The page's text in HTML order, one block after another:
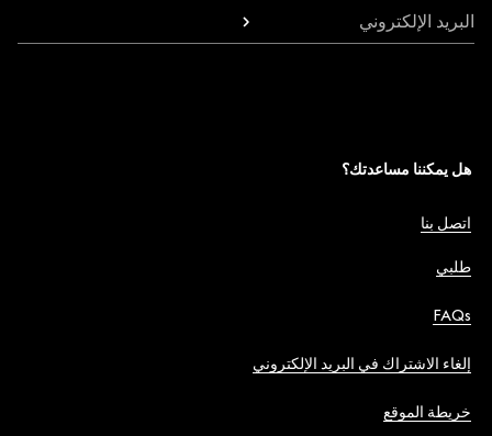
البريد الإلكتروني
هل يمكننا مساعدتك؟
اتصل بنا
طلبي
FAQs
إلغاء الاشتراك في البريد الإلكتروني
خريطة الموقع